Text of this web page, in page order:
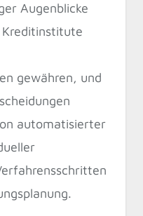
Augenblicke
gewähren, und
automatisierter